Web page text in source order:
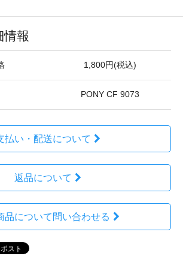
情報
1,800円(税込)
PONY CF 9073
払い・配送について
返品について
品について問い合わせる